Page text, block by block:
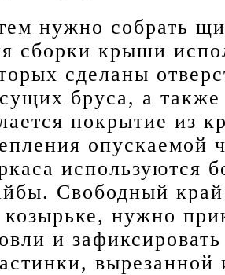
нужно собрать
сборки крыши
сделаны
бруса, а
покрытие из
опускаемой
используются
Свободный край
козырьке, нужно
и
вырезанной